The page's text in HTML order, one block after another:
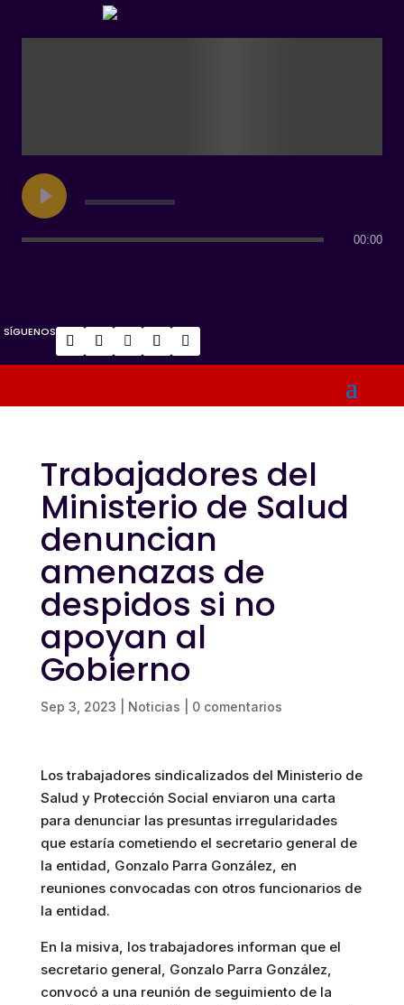
00:00
SÍGUENOS
Trabajadores del
Ministerio de Salud
denuncian
amenazas de
despidos si no
apoyan al
Gobierno
Sep 3, 2023 Noticias 0 comentarios
Los trabajadores sindicalizados del Ministerio de
Salud y Protección Social enviaron una carta
para denunciar las presuntas irregularidades
que estaría cometiendo el secretario general de
la entidad, Gonzalo Parra González, en
reuniones convocadas con otros funcionarios de
la entidad.
En la misiva, los trabajadores informan que el
secretario general, Gonzalo Parra González,
convocó a una reunión de seguimiento de la